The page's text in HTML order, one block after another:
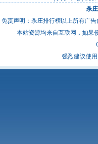
杀
免责声明：杀庄排行榜以上所有广
本站资源均来自互联网，如果
强烈建议使